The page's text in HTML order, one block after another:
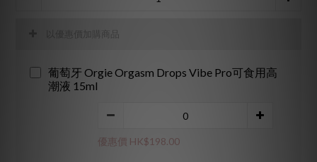
以優惠價加購商品
葡萄牙 Orgie Orgasm Drops Vibe Pro可食用高
潮液 15ml
優惠價 HK$198.00